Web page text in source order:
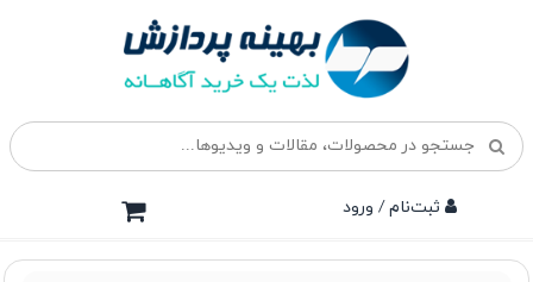
ثبت‌نام / ورود